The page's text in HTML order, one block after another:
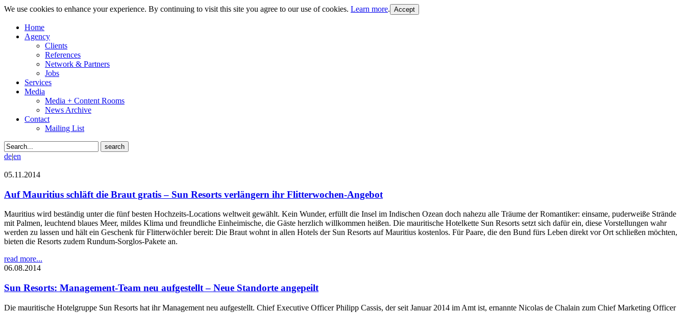
We use cookies to enhance your experience. By continuing to visit this site you agree to our use of cookies. Learn more.
Home
Agency
Clients
References
Network & Partners
Jobs
Services
Media
Media + Content Rooms
News Archive
Contact
Mailing List
de|en
05.11.2014
Auf Mauritius schläft die Braut gratis – Sun Resorts verlängern ihr Flitterwochen-Angebot
Mauritius wird beständig unter die fünf besten Hochzeits-Locations weltweit gewählt. Kein Wunder, erfüllt die Insel im Indischen Ozean doch nahezu alle Träume der Romantiker: einsame, puderweiße Strände
mit Palmen, leuchtend blaues Meer, mildes Klima und freundliche Einheimische, die Gäste herzlich willkommen heißen. Die mauritische Hotelkette Sun Resorts setzt sich dafür ein, diese Vorstellungen wahr
werden zu lassen und hält ein Geschenk für Flitterwöchler bereit: Die Braut wohnt in allen Hotels der Sun Resorts auf Mauritius kostenlos. Für Paare, die den Bund fürs Leben direkt vor Ort schließen möchten,
bieten die Resorts zudem Rundum-Sorglos-Pakete an.
read more...
06.08.2014
Sun Resorts: Management-Team neu aufgestellt – Neue Standorte angepeilt
Die mauritische Hotelgruppe Sun Resorts hat ihr Management neu aufgestellt. Chief Executive Officer Philipp Cassis, der seit Januar 2014 im Amt ist, ernannte Nicolas de Chalain zum Chief Marketing Officer